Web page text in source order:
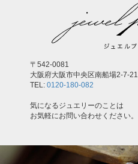
〒542-0081
大阪府大阪市中央区南船場2-7-21
TEL: 0120-180-082
気になるジュエリーのことは
お気軽にお問い合わせください。